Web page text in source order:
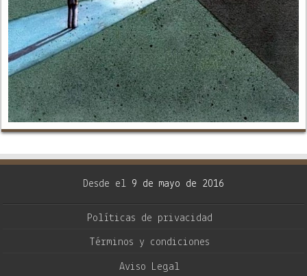
Desde el 9 de mayo de 2016
Políticas de privacidad
Términos y condiciones
Aviso Legal